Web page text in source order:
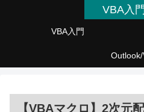
VBA入
VBA入門
Outlook/
【VBAマクロ】2次元